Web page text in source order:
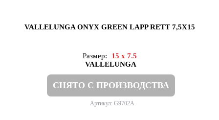
VALLELUNGA ONYX GREEN LAPP RETT 7,5X15
Размер:
15 x 7.5
VALLELUNGA
СНЯТО С ПРОИЗВОДСТВА
Артикул: G9702A